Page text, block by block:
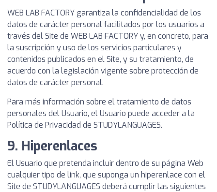
WEB LAB FACTORY garantiza la confidencialidad de los
datos de carácter personal facilitados por los usuarios a
través del Site de WEB LAB FACTORY y, en concreto, para
la suscripción y uso de los servicios particulares y
contenidos publicados en el Site, y su tratamiento, de
acuerdo con la legislación vigente sobre protección de
datos de carácter personal.
Para más información sobre el tratamiento de datos
personales del Usuario, el Usuario puede acceder a la
Política de Privacidad de STUDYLANGUAGES.
9. Hiperenlaces
El Usuario que pretenda incluir dentro de su página Web
cualquier tipo de link, que suponga un hiperenlace con el
Site de STUDYLANGUAGES deberá cumplir las siguientes